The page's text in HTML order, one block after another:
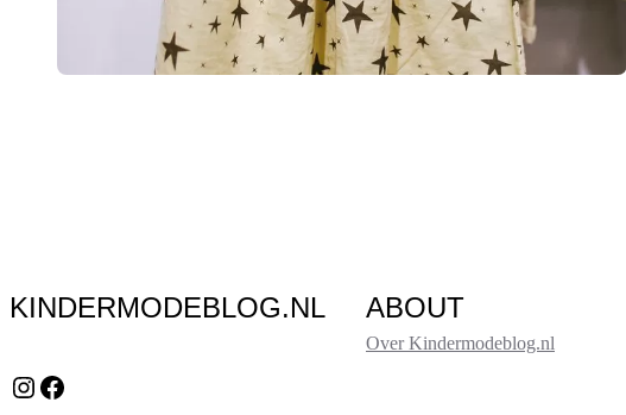
KINDERMODEBLOG.NL
Instagram Facebook
ABOUT
Over Kindermodeblog.nl